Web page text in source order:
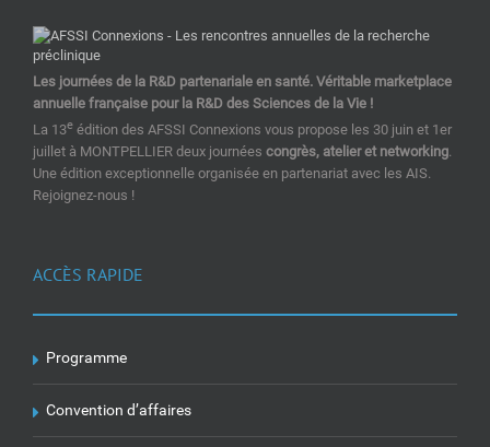
Les journées de la R&D partenariale en santé. Véritable marketplace
annuelle française pour la R&D des Sciences de la Vie !
La 13e édition des AFSSI Connexions vous propose les 30 juin et 1er
juillet à MONTPELLIER deux journées congrès, atelier et networking.
Une édition exceptionnelle organisée en partenariat avec les AIS.
Rejoignez-nous !
ACCÈS RAPIDE
Programme
Convention d’affaires